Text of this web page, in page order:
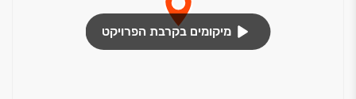
מיקומים בקרבת הפרויקט